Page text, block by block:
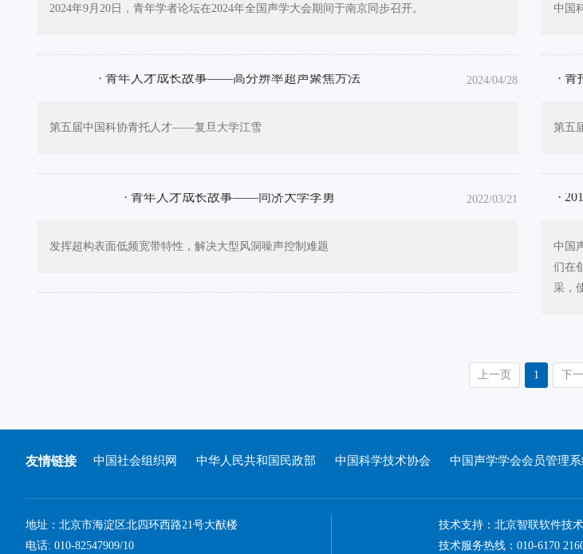
2024年9月20日，青年学者论坛在2024年全国声学大会期间于南京同步召开。 中国
· 青年人才成长故事——高分辨率超声聚焦方法 2024/04/28
第五届中国科协青托人才——复旦大学江雪
·
第五
· 青年人才成长故事——同济大学李勇 2022/03/21
发挥超构表面低频宽带特性，解决大型风洞噪声控制难题
·
中国
们在
采，
上一页 1 下
友情链接 中国社会组织网 中华人民共和国民政部 中国科学技术协会 中国声学学会会员管理
地址：北京市海淀区北四环西路21号大猷楼
电话: 010-82547909/10
技术支持：北京智联软件技
技术服务热线：010-6170